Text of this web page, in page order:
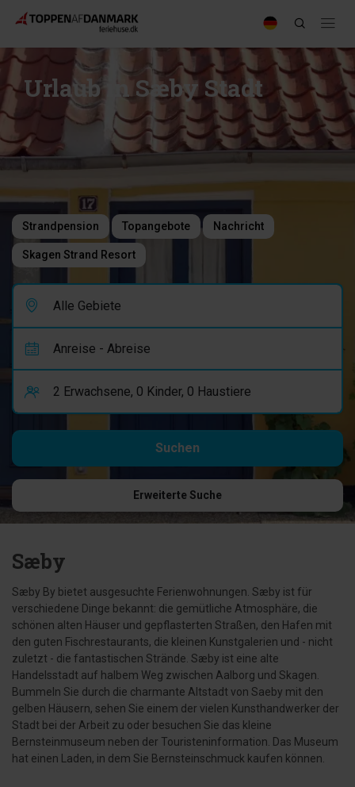
Urlaub in Sæby Stadt
Strandpension Topangebote Nachricht
Skagen Strand Resort
Erweiterte Suche
Sæby
Sæby By bietet ausgesuchte Ferienwohnungen. Sæby ist für
verschiedene Dinge bekannt: die gemütliche Atmosphäre, die
schönen alten Häuser und gepflasterten Straßen, den Hafen mit
den guten Fischrestaurants, die kleinen Kunstgalerien und - nicht
zuletzt - die fantastischen Strände. Sæby ist eine alte
Handelsstadt auf halbem Weg zwischen Aalborg und Skagen.
Bummeln Sie durch die charmante Altstadt von Saeby mit den
gelben Häusern, sehen Sie einem der vielen Kunsthandwerker der
Stadt bei der Arbeit zu oder besuchen Sie das kleine
Bernsteinmuseum neben der Touristeninformation. Das Museum
hat einen Laden, in dem Sie Bernsteinschmuck kaufen können.